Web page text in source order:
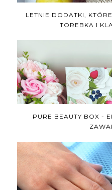
LETNIE DODATKI,
TOREBKA I
PURE BEAUTY BOX -